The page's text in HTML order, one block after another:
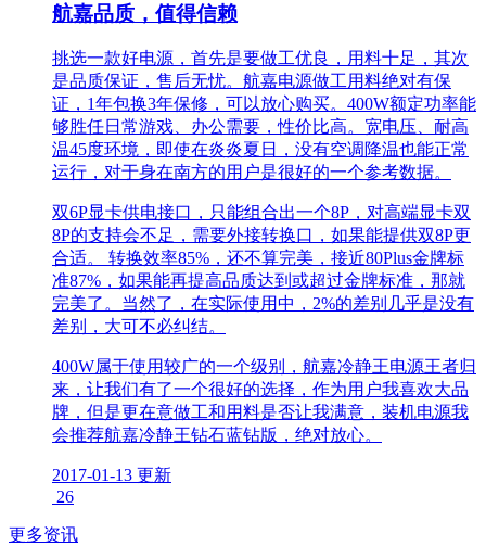
航嘉品质，值得信赖
挑选一款好电源，首先是要做工优良，用料十足，其次
是品质保证，售后无忧。航嘉电源做工用料绝对有保
证，1年包换3年保修，可以放心购买。400W额定功率能
够胜任日常游戏、办公需要，性价比高。宽电压、耐高
温45度环境，即使在炎炎夏日，没有空调降温也能正常
运行，对于身在南方的用户是很好的一个参考数据。
双6P显卡供电接口，只能组合出一个8P，对高端显卡双
8P的支持会不足，需要外接转换口，如果能提供双8P更
合适。 转换效率85%，还不算完美，接近80Plus金牌标
准87%，如果能再提高品质达到或超过金牌标准，那就
完美了。当然了，在实际使用中，2%的差别几乎是没有
差别，大可不必纠结。
400W属于使用较广的一个级别，航嘉冷静王电源王者归
来，让我们有了一个很好的选择，作为用户我喜欢大品
牌，但是更在意做工和用料是否让我满意，装机电源我
会推荐航嘉冷静王钻石蓝钻版，绝对放心。
2017-01-13 更新
26
更多资讯